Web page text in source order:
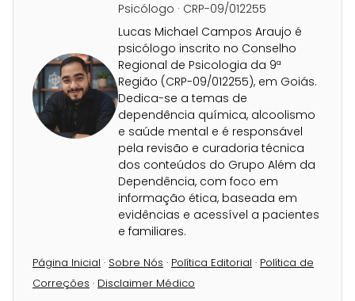
Psicólogo · CRP-09/012255
Lucas Michael Campos Araujo é
psicólogo inscrito no Conselho
Regional de Psicologia da 9ª
Região (CRP-09/012255), em Goiás.
Dedica-se a temas de
dependência química, alcoolismo
e saúde mental e é responsável
pela revisão e curadoria técnica
dos conteúdos do Grupo Além da
Dependência, com foco em
informação ética, baseada em
evidências e acessível a pacientes
e familiares.
Página Inicial · Sobre Nós · Política Editorial · Política de
Correções · Disclaimer Médico